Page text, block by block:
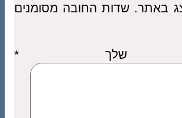
באתר. שדות החובה מסומנים
שלך*